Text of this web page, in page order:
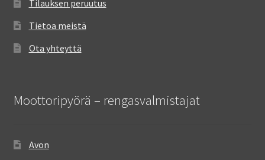
Tilauksen peruutus
Tietoa meistä
Ota yhteyttä
Moottoripyörä – rengasvalmistajat
Avon